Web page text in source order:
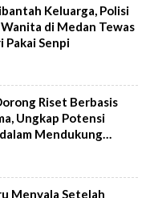
Keluarga, Polisi
di Medan Tewas
Pakai Senpi
Riset Berbasis
Ungkap Potensi
Mendukung
Menyala Setelah